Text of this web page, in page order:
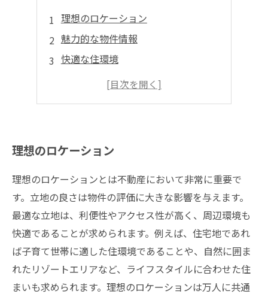
理想のロケーション
魅力的な物件情報
快適な住環境
手に入れたい土地
理想のロケーション
理想のロケーションとは不動産において非常に重要で
す。立地の良さは物件の評価に大きな影響を与えます。
最適な立地は、利便性やアクセス性が高く、周辺環境も
快適であることが求められます。例えば、住宅地であれ
ば子育て世帯に適した住環境であることや、自然に囲ま
れたリゾートエリアなど、ライフスタイルに合わせた住
まいも求められます。理想のロケーションは万人に共通